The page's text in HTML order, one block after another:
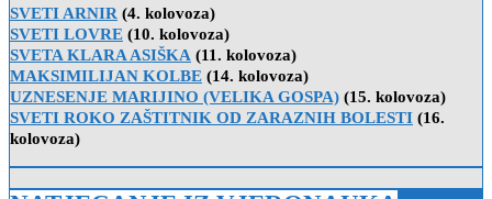
SVETI ARNIR (4. kolovoza)
SVETI LOVRE (10. kolovoza)
SVETA KLARA ASIŠKA (11. kolovoza)
MAKSIMILIJAN KOLBE (14. kolovoza)
UZNESENJE MARIJINO (VELIKA GOSPA) (15. kolovoza)
SVETI ROKO ZAŠTITNIK OD ZARAZNIH BOLESTI (16.
kolovoza)